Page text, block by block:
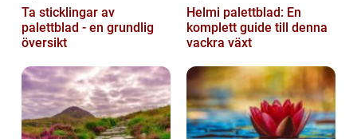
Ta sticklingar av
palettblad - en grundlig
översikt
Helmi palettblad: En
komplett guide till denna
vackra växt